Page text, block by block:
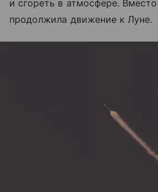
и сгореть в атмосфере.
продолжила движение к Луне.